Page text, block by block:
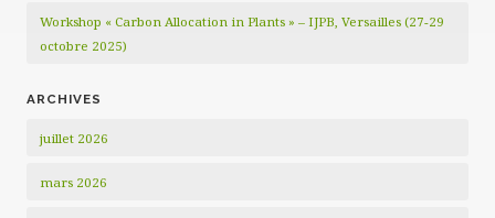
Workshop « Carbon Allocation in Plants » – IJPB, Versailles (27-29
octobre 2025)
ARCHIVES
juillet 2026
mars 2026